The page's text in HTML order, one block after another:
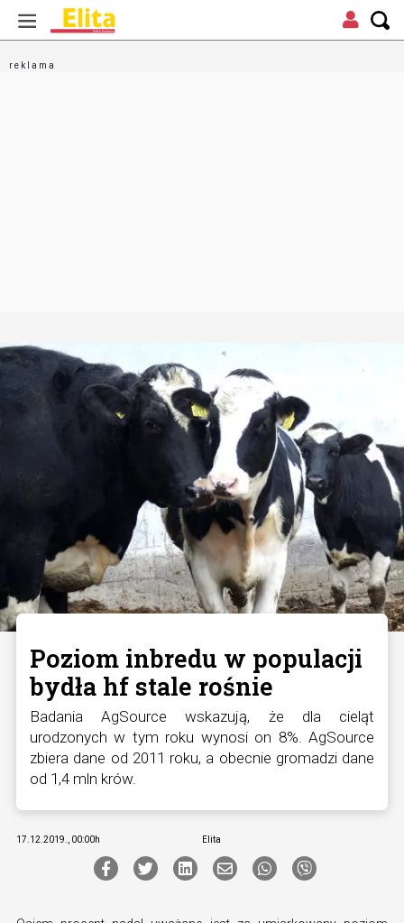
Poziom inbredu w populacji
bydła hf stale rośnie
Badania AgSource wskazują, że dla cieląt
urodzonych w tym roku wynosi on 8%. AgSource
zbiera dane od 2011 roku, a obecnie gromadzi dane
od 1,4 mln krów.
17.12.2019., 00:00h Elita